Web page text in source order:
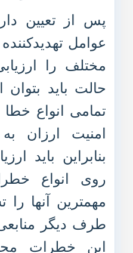
پس از تعیین
عوامل
مختلف را
حالت باید
تمامی انواع
امنیت ارزان
بنابراین باید
روی انواع
مهمترین آنها
طرف دیگر
این خطرات